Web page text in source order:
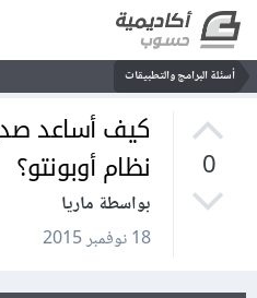
أسئلة البرامج والتطبيقات
0
كيف أساعد
نظام أوبونتو؟
بواسطة ماريا
18 نوفمبر 2015